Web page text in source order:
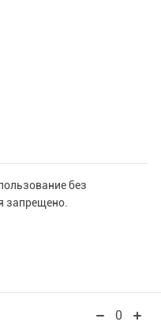
без
запрещено.
0